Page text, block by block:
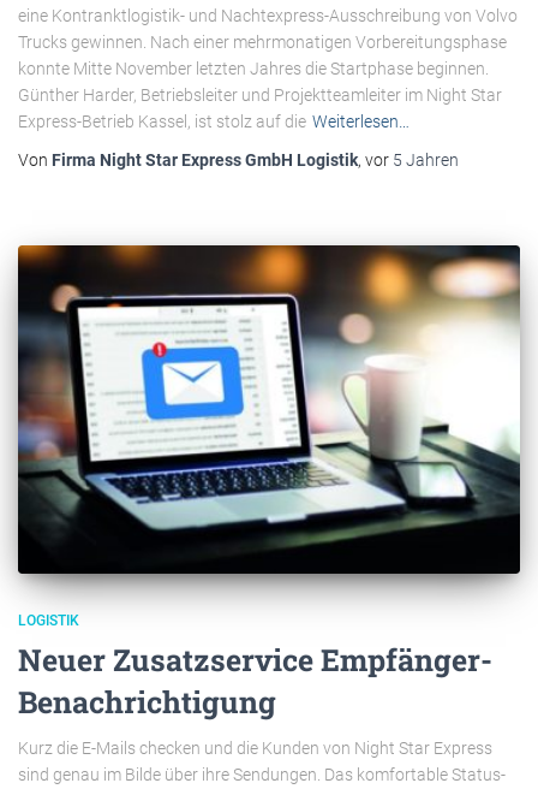
eine Kontranktlogistik- und Nachtexpress-Ausschreibung von Volvo
Trucks gewinnen. Nach einer mehrmonatigen Vorbereitungsphase
konnte Mitte November letzten Jahres die Startphase beginnen.
Günther Harder, Betriebsleiter und Projektteamleiter im Night Star
Express-Betrieb Kassel, ist stolz auf die Weiterlesen…
Von Firma Night Star Express GmbH Logistik, vor 5 Jahren
LOGISTIK
Neuer Zusatzservice Empfänger-
Benachrichtigung
Kurz die E-Mails checken und die Kunden von Night Star Express
sind genau im Bilde über ihre Sendungen. Das komfortable Status-